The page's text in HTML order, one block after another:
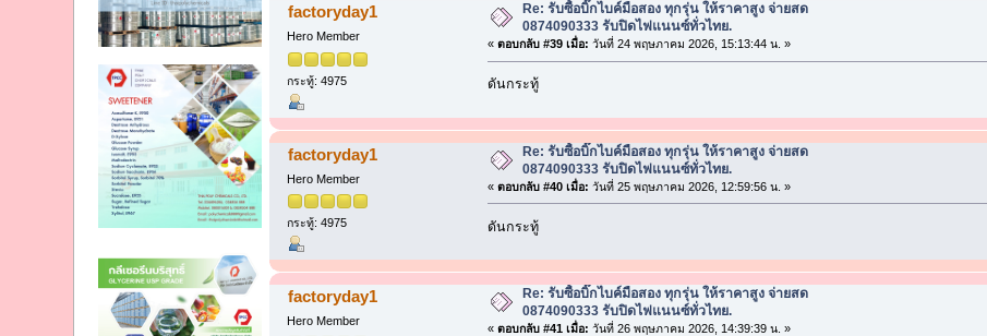
factoryday1
Hero Member
กระทู้: 4975
Re: รับซื้อบิ๊กไบค์มือสอง ทุกรุ่น ให้ราคาสูง จ่ายสด
0874090333 รับปิดไฟแนนซ์ทั่วไทย.
« ตอบกลับ #39 เมื่อ: วันที่ 24 พฤษภาคม 2026, 15:13:44 น. »
ดันกระทู้
factoryday1
Hero Member
กระทู้: 4975
Re: รับซื้อบิ๊กไบค์มือสอง ทุกรุ่น ให้ราคาสูง จ่ายสด
0874090333 รับปิดไฟแนนซ์ทั่วไทย.
« ตอบกลับ #40 เมื่อ: วันที่ 25 พฤษภาคม 2026, 12:59:56 น. »
ดันกระทู้
factoryday1
Hero Member
Re: รับซื้อบิ๊กไบค์มือสอง ทุกรุ่น ให้ราคาสูง จ่ายสด
0874090333 รับปิดไฟแนนซ์ทั่วไทย.
« ตอบกลับ #41 เมื่อ: วันที่ 26 พฤษภาคม 2026, 14:39:39 น. »